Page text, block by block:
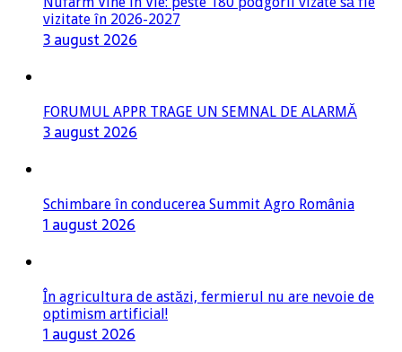
vizitate în 2026-2027
3 august 2026
FORUMUL APPR TRAGE UN SEMNAL DE ALARMĂ
3 august 2026
Schimbare în conducerea Summit Agro România
1 august 2026
În agricultura de astăzi, fermierul nu are nevoie de
optimism artificial!
1 august 2026